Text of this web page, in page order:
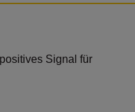
Signal für